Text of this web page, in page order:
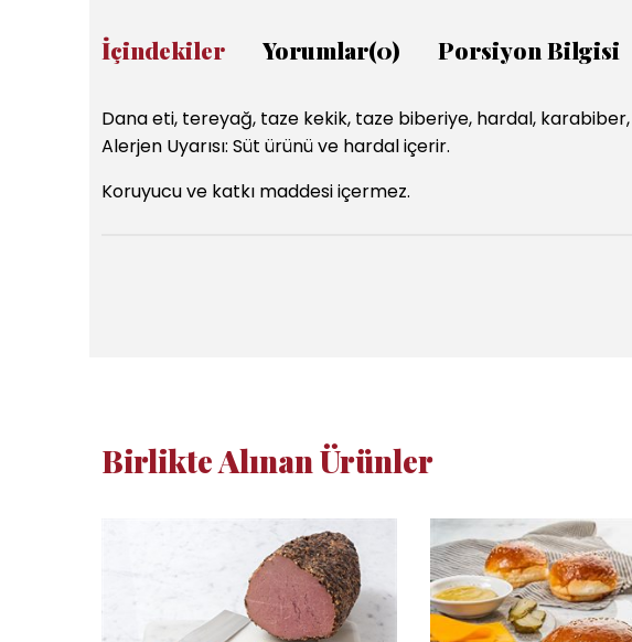
İçindekiler Yorumlar(0) Porsiyon Bilgisi
Dana eti, tereyağ, taze kekik, taze biberiye, hardal,
Alerjen Uyarısı: Süt ürünü ve hardal içerir.
Koruyucu ve katkı maddesi içermez.
Birlikte Alınan Ürünler